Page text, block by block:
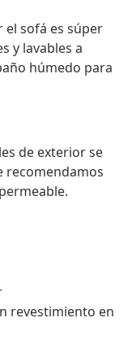
el sofá es súper
y lavables a
húmedo para
de exterior se
recomendamos
revestimiento en